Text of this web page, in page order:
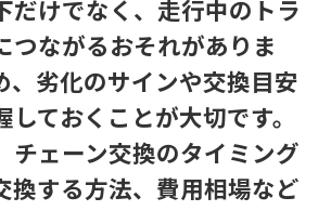
だけでなく、走行中のトラ
つながるおそれがありま
、劣化のサインや交換目安
ておくことが大切です。
チェーン交換のタイミング
換する方法、費用相場など